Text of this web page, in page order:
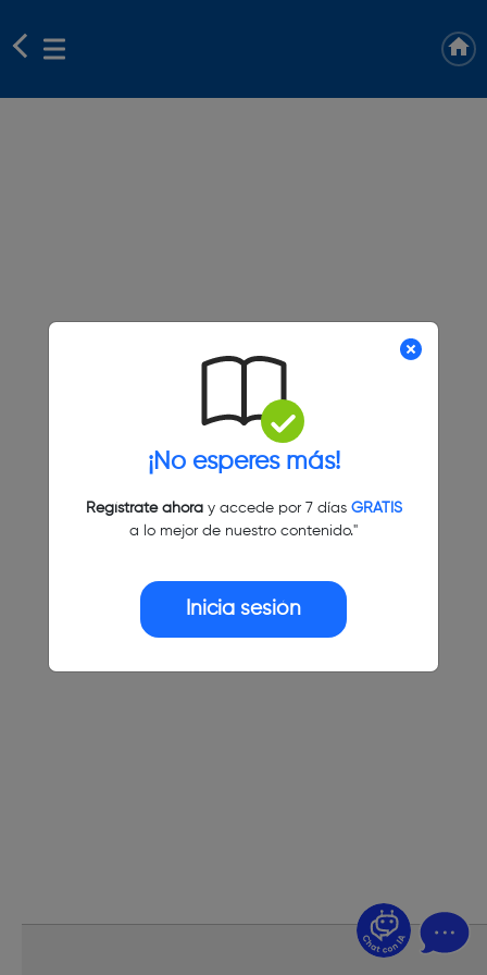
¡No esperes más!
Regístrate ahoray accede por 7 días GRATIS
a lo mejor de nuestro contenido."
Inicia sesión